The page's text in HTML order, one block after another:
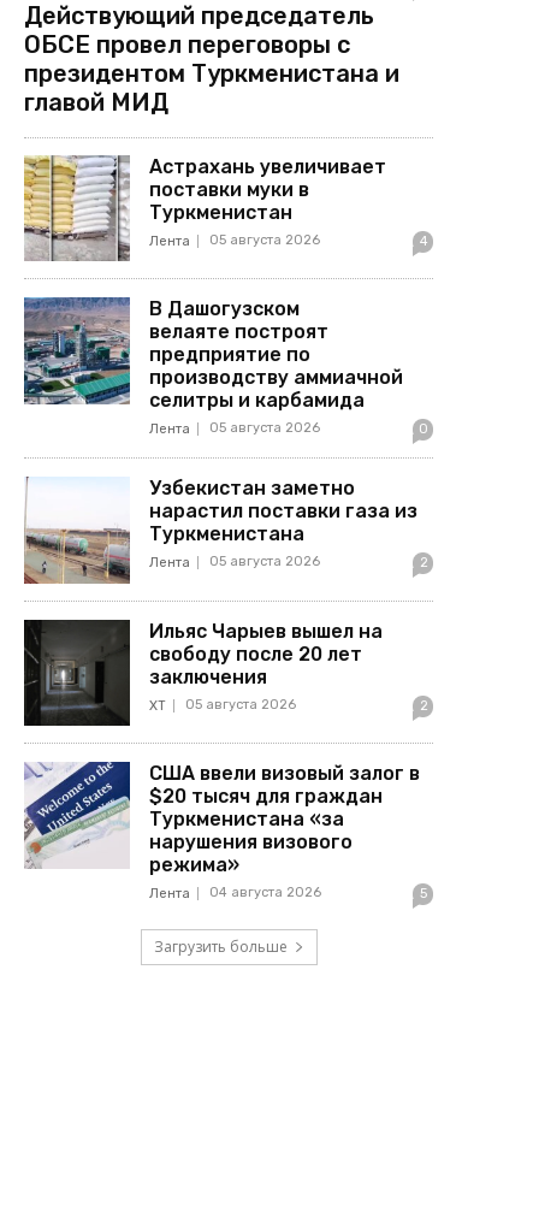
Действующий председатель
ОБСЕ провел переговоры с
президентом Туркменистана и
главой МИД
Астрахань увеличивает
поставки муки в
Туркменистан
Лента 05 августа 2026 4
В Дашогузском
велаяте построят
предприятие по
производству аммиачной
селитры и карбамида
Лента 05 августа 2026 0
Узбекистан заметно
нарастил поставки газа из
Туркменистана
Лента 05 августа 2026 2
Ильяс Чарыев вышел на
свободу после 20 лет
заключения
ХТ 05 августа 2026 2
США ввели визовый залог в
$20 тысяч для граждан
Туркменистана «за
нарушения визового
режима»
Лента 04 августа 2026 5
Загрузить больше